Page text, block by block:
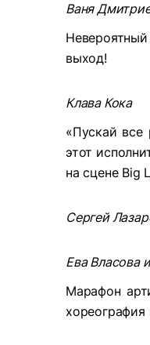
Ваня
выход!
Клава Кока
«Пускай все
этот
на сцене Big
Сергей
Ева Власова
Марафон